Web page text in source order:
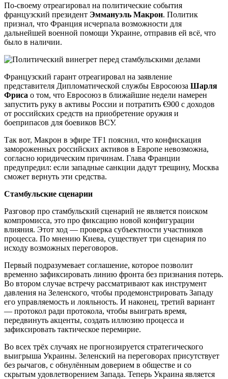
По-своему отреагировал на политические события
французский президент Эммануэль Макрон. Политик
признал, что Франция исчерпала возможности для
дальнейшей военной помощи Украине, отправив ей всё, что
было в наличии.
Французский гарант отреагировал на заявление
представителя Дипломатической службы Евросоюза Шарля
Фриса о том, что Евросоюз в ближайшие недели намерен
запустить руку в активы России и потратить €900 с доходов
от российских средств на приобретение оружия и
боеприпасов для боевиков ВСУ.
Так вот, Макрон в эфире TF1 пояснил, что конфискация
замороженных российских активов в Европе невозможна,
согласно юридическим причинам. Глава Франции
предупредил: если западные санкции дадут трещину, Москва
сможет вернуть эти средства.
Стамбульские сценарии
Разговор про стамбульский сценарий не является поиском
компромисса, это про фиксацию новой конфигурации
влияния. Этот ход — проверка субъектности участников
процесса. По мнению Киева, существует три сценария по
исходу возможных переговоров.
Первый подразумевает соглашение, которое позволит
временно зафиксировать линию фронта без признания потерь.
Во втором случае встречу рассматривают как инструмент
давления на Зеленского, чтобы продемонстрировать Западу
его управляемость и лояльность. И наконец, третий вариант
— протокол ради протокола, чтобы выиграть время,
передвинуть акценты, создать иллюзию процесса и
зафиксировать тактическое перемирие.
Во всех трёх случаях не прогнозируется стратегического
выигрыша Украины. Зеленский на переговорах присутствует
без рычагов, с обнулённым доверием в обществе и со
скрытым удовлетворением Запада. Теперь Украина является